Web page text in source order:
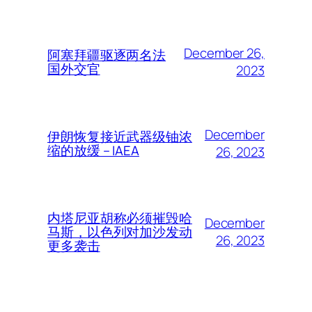
阿塞拜疆驱逐两名法
国外交官
December 26,
2023
伊朗恢复接近武器级铀浓
缩的放缓 – IAEA
December
26, 2023
内塔尼亚胡称必须摧毁哈
马斯，以色列对加沙发动
更多袭击
December
26, 2023